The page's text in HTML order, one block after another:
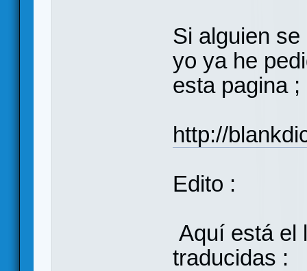
Si alguien
yo ya he
esta pagina ;
http://
Edito :
Aquí está el
traducidas :